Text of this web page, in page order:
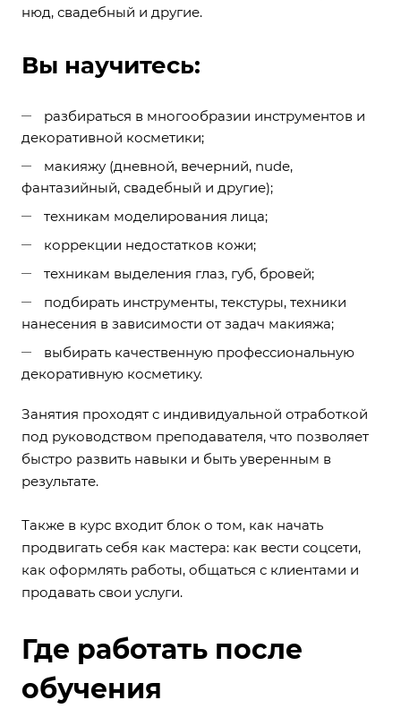
нюд, свадебный и другие.
Вы научитесь:
разбираться в многообразии инструментов и
декоративной косметики;
макияжу (дневной, вечерний, nude,
фантазийный, свадебный и другие);
техникам моделирования лица;
коррекции недостатков кожи;
техникам выделения глаз, губ, бровей;
подбирать инструменты, текстуры, техники
нанесения в зависимости от задач макияжа;
выбирать качественную профессиональную
декоративную косметику.
Занятия проходят с индивидуальной отработкой
под руководством преподавателя, что позволяет
быстро развить навыки и быть уверенным в
результате.
Также в курс входит блок о том, как начать
продвигать себя как мастера: как вести соцсети,
как оформлять работы, общаться с клиентами и
продавать свои услуги.
Где работать после
обучения